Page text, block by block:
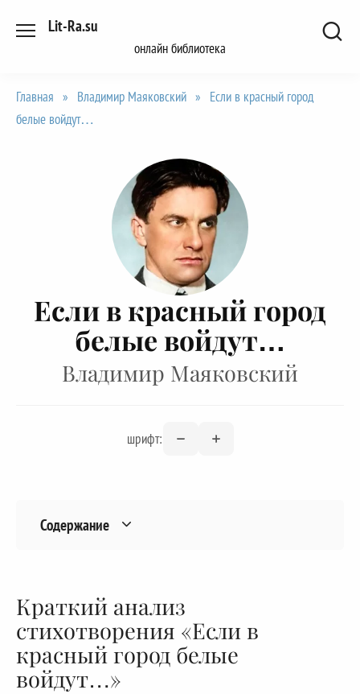
Lit-Ra.su
онлайн библиотека
Главная » Владимир Маяковский » Если в красный город
белые войдут…
Если в красный город
белые войдут…
Владимир Маяковский
шрифт:
Содержание
Краткий анализ
стихотворения «Если в
красный город белые
войдут…»